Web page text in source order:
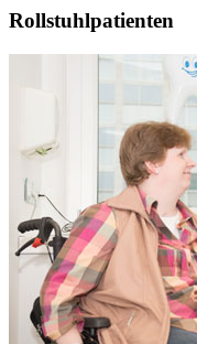
Rollstuhlpatienten